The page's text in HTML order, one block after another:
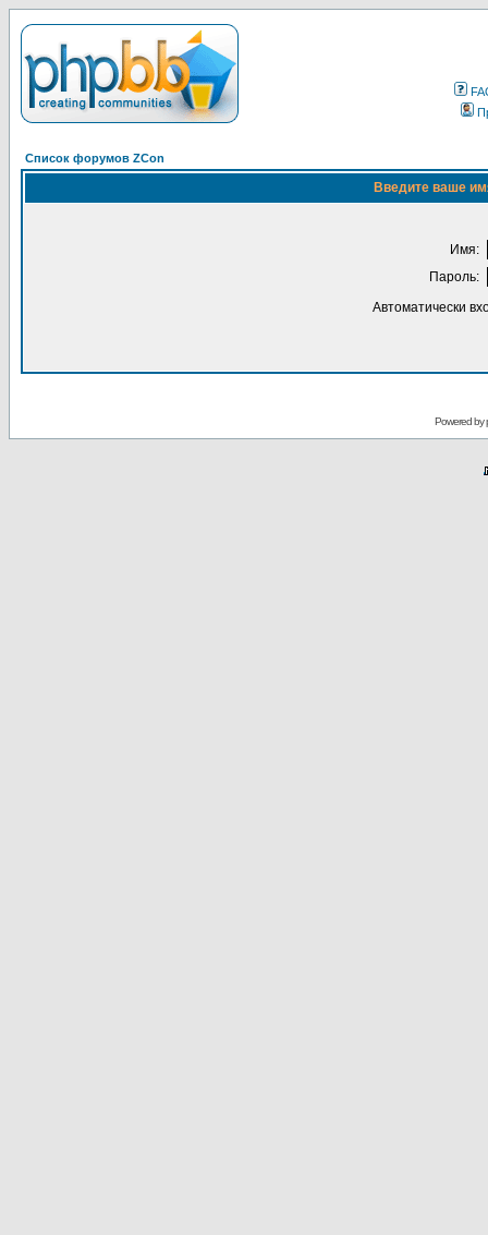
Список форумов ZCon
Введите ваше
Имя:
Пароль:
Автоматически
Powered by